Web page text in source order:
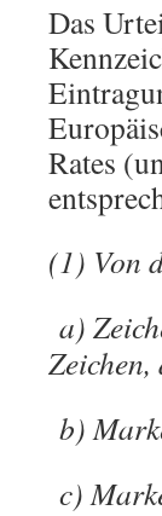
Das
Rates
(1) Von
a)
b)
c)